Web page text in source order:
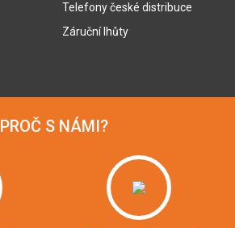
Telefony české distribuce
Záruční lhůty
PROČ S NÁMI?